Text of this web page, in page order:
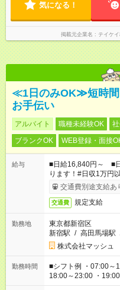
気になる！
掲載元企業名 テイケ
≪1日のみOK≫短時間
お手伝い
アルバイト 職種未経験OK
ブランクOK
WEB登録・面接
給与
■日給16,840円～ ■
ります！#日収1万円
交通費別途支給あ
交通費 規定支給
勤務地
東京都新宿区
新宿駅 / 高田馬場駅
株式会社マッシュ
勤務時間
■シフト例 ・07:00～
18:00～23:00 ・
etc ★最短で3時間で5,120円のお仕事から 15時間で2万円近く稼